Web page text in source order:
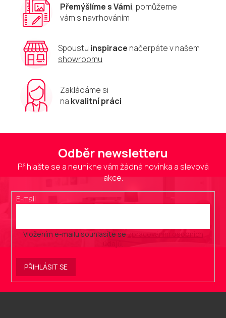
Přemýšlíme s Vámi, pomůžeme
vám s navrhováním
Spoustu inspirace načerpáte v našem
showroomu
Zakládáme si
na kvalitní práci
Odběr newsletteru
Přihlašte se a neunikne vám žádná novinka a slevová
akce.
E-mail
Vložením e-mailu souhlasíte se zpracováním osobních
.
PŘIHLÁSIT SE